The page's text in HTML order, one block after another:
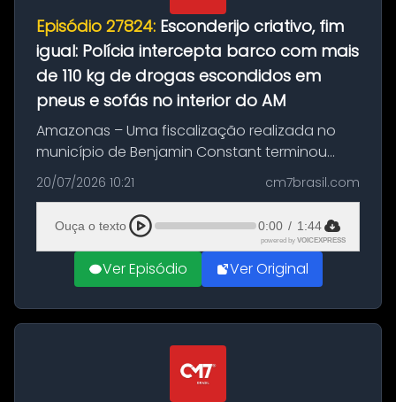
Episódio 27824: Esconderijo criativo, fim
igual: Polícia intercepta barco com mais
de 110 kg de drogas escondidos em
pneus e sofás no interior do AM
Amazonas – Uma fiscalização realizada no
município de Benjamin Constant terminou
com a apreensão de aproximadamente 115
quilos de entorpecentes em uma
embarcação atracada no porto da cidade. O
materia...
20/07/2026 10:21 cm7brasil.com
Ouça o texto 0:00 / 1:44
powered by VOICEXPRESS
Ver Episódio Ver Original